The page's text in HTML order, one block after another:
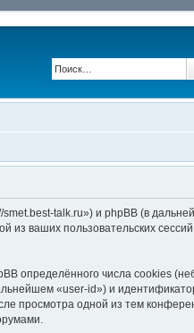
talk.ru») и phpBB (в
из ваших пользовательских сессий
определённого числа cookies
«user-id») и
просмотра одной из тем